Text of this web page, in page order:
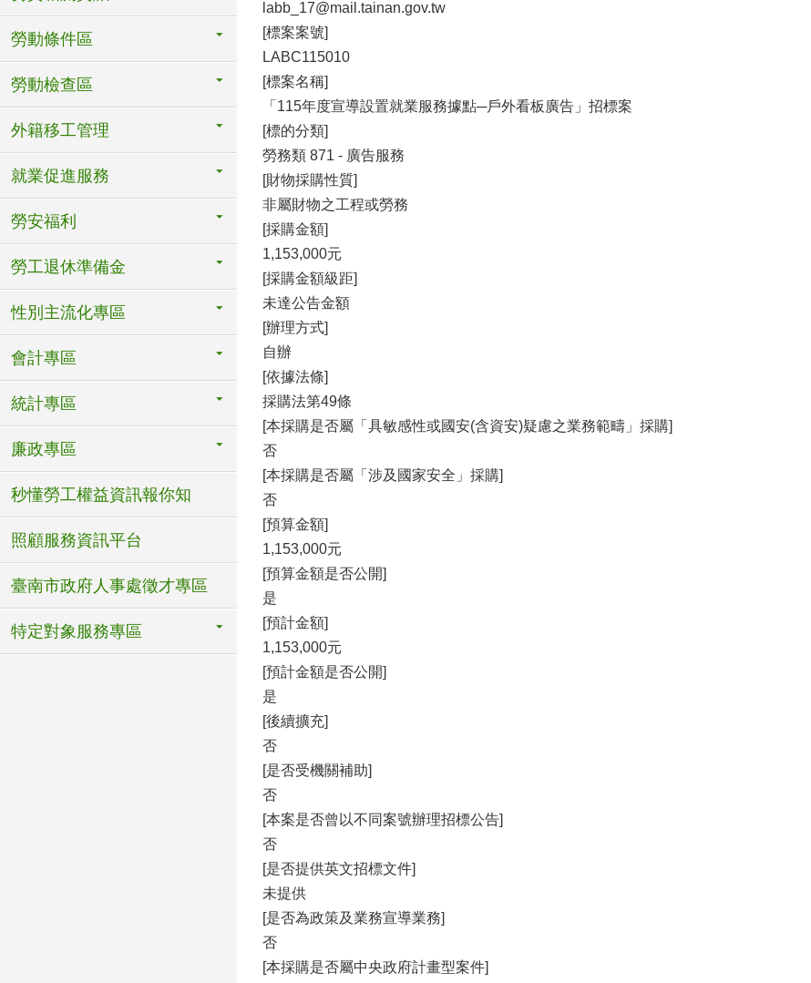
勞動條件區
勞動檢查區
外籍移工管理
就業促進服務
勞安福利
勞工退休準備金
性別主流化專區
會計專區
統計專區
廉政專區
秒懂勞工權益資訊報你知
照顧服務資訊平台
臺南市政府人事處徵才專區
特定對象服務專區
labb_17@mail.tainan.gov.tw
[標案案號]
LABC115010
[標案名稱]
「115年度宣導設置就業服務據點─戶外看板廣告」招標案
[標的分類]
勞務類 871 - 廣告服務
[財物採購性質]
非屬財物之工程或勞務
[採購金額]
1,153,000元
[採購金額級距]
未達公告金額
[辦理方式]
自辦
[依據法條]
採購法第49條
[本採購是否屬「具敏感性或國安(含資安)疑慮之業務範疇」採購]
否
[本採購是否屬「涉及國家安全」採購]
否
[預算金額]
1,153,000元
[預算金額是否公開]
是
[預計金額]
1,153,000元
[預計金額是否公開]
是
[後續擴充]
否
[是否受機關補助]
否
[本案是否曾以不同案號辦理招標公告]
否
[是否提供英文招標文件]
未提供
[是否為政策及業務宣導業務]
否
[本採購是否屬中央政府計畫型案件]